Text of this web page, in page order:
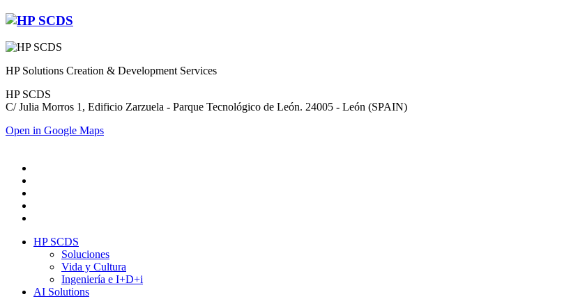
HP Solutions Creation & Development Services
HP SCDS
C/ Julia Morros 1, Edificio Zarzuela - Parque Tecnológico de León. 24005 - León (SPAIN)
Open in Google Maps
HP SCDS
Soluciones
Vida y Cultura
Ingeniería e I+D+i
AI Solutions